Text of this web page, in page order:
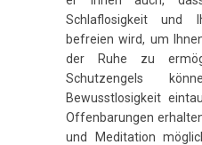
Schlaflosigkeit und
befreien wird, um
der Ruhe zu
Schutzengels
Bewusstlosigkeit
Offenbarungen
und Meditation